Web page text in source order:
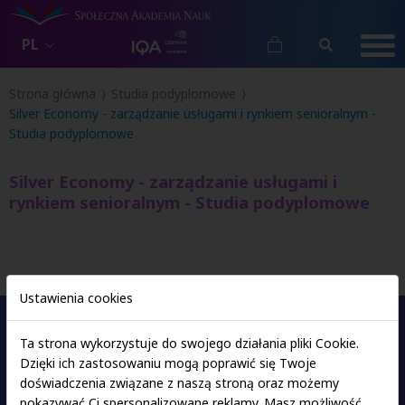
PL
Strona główna
Studia podyplomowe
Silver Economy - zarządzanie usługami i rynkiem senioralnym -
Studia podyplomowe
Silver Economy - zarządzanie usługami i
rynkiem senioralnym - Studia podyplomowe
Oferta studiów
Ustawienia cookies
Ta strona wykorzystuje do swojego działania pliki Cookie.
Dzięki ich zastosowaniu mogą poprawić się Twoje
doświadczenia związane z naszą stroną oraz możemy